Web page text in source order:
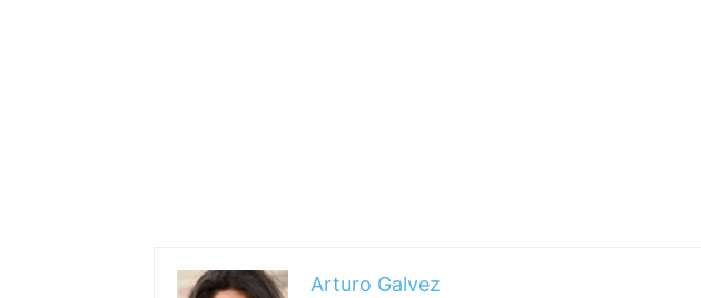
Arturo Galvez